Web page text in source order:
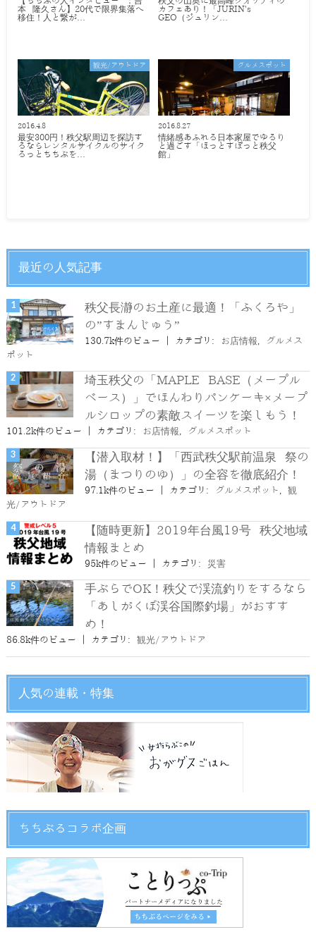
本 隆久さん】20代で限界集落へ
移住！人と繋が…
カフェあり！「JURIN's
GEO（ジュリン…
観光/アウトドア
2016.4.8
最安300円！秩父駅周辺を探訪す
るならレンタルサイクルのサイク
るっとちちぶを…
グルメスポット
2016.8.27
情緒感あふれる日本家屋でゆるり
と過ごす「ほっとすぽっと秩父
館」
最近の人気記事
秩父長瀞のお土産に最適！「ふくろや」
の”すまんじゅう”
130.7k件のビュー カテゴリ: お店情報
グルメス
ポット
埼玉秩父の「MAPLE BASE（メープル
ベース）」でほんわりパンケーキ×メープ
ルシロップの素敵スイーツを楽しもう！
101.2k件のビュー カテゴリ: お店情報, グルメスポット
【潜入取材！】「西武秩父駅前温泉 祭の
湯（まつりのゆ）」の全容を徹底紹介！
97.1k件のビュー カテゴリ: グルメスポット , 観
光/アウトドア
【随時更新】2019年台風19号 秩父地域
情報まとめ
95k件のビュー カテゴリ: 災害
手ぶらでOK！秩父で渓流釣りをするなら
「あしがくぼ渓谷国際釣場」がおすす
め！
86.8k件のビュー カテゴリ: 観光/アウトドア
人気の連載・特集
ちちぶるコラボ企画